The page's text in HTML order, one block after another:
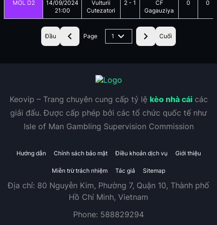
MOL D2
14/09/2024
21:00
Vulturii
Cutezatori
2 - 1
CF
Gagauziya
0 0
Đầu Page 1 Cuối
Keovip – Trang chuyên cung cấp tỷ lệ kèo nhà cáicác
giải đấu. Được cấp phép bởi các tổ chức quốc tế như
Isle of Man Gambling Supervision Commission
Hướng dẫn Chính sách bảo mật Điều khoản dịch vụ Giới thiệu
Miễn trừ trách nhiệm Tác giả Sitemap
Địa chỉ: 80 Nguyễn Kim, Phường 7, Quận 10, Thành phố
Hồ Chí Minh, Vietnam
Phone: 588829294